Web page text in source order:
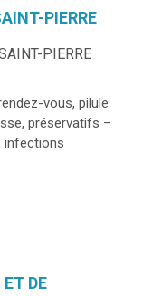
PIERRE
PIERRE
vous, pilule
préservatifs –
infections
DE